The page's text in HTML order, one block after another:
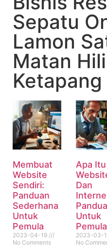
Sepatu
Lamon
Matan
Ketapang
Membuat
Website
Sendiri:
Panduan
Sederhana
Untuk
Pemula
2023-04-19
No Comments
Apa Itu
Dan
Untuk
Pemula
2023-03-
No